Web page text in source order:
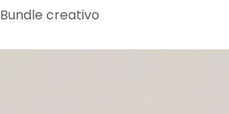
Bundle creativo